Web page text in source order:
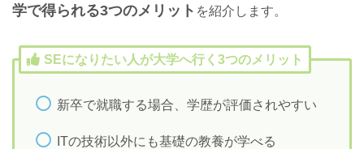
学で得られる3つのメリット を紹介します。
SEになりたい人が大学へ行く3つのメリット
新卒で就職する場合、学歴が評価されやすい
ITの技術以外にも基礎の教養が学べる